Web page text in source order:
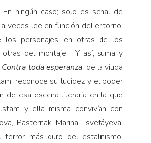
En ningún caso; solo es señal de
veces lee en función del entorno,
los personajes, en otras de los
otras del montaje… Y así, suma y
Contra toda esperanza, de la viuda
reconoce su lucidez y el poder
de esa escena literaria en la que
y ella misma convivían con
Pasternak, Marina Tsvetáyeva,
terror más duro del estalinismo.